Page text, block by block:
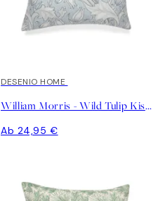
DESENIO HOME
William Morris - Wild Tulip Kissenbezug
Ab 24,95 €